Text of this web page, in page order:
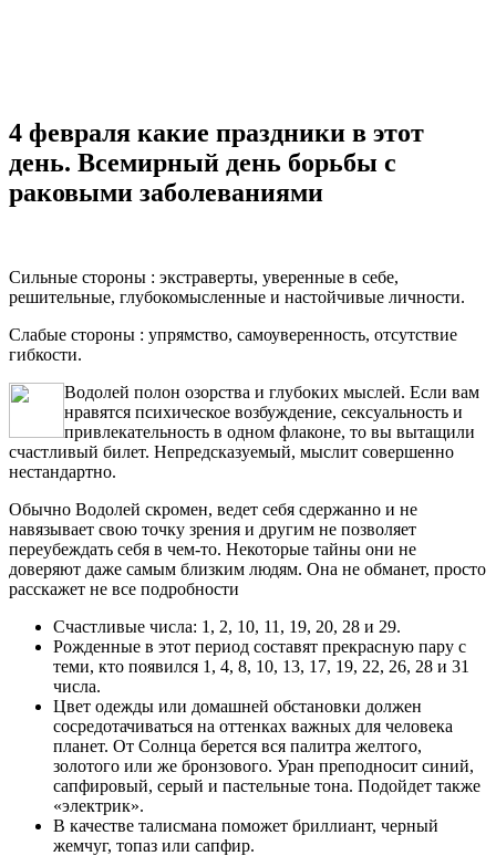
4 февраля какие праздники в этот
день. Всемирный день борьбы с
раковыми заболеваниями
Сильные стороны : экстраверты, уверенные в себе,
решительные, глубокомысленные и настойчивые личности.
Слабые стороны : упрямство, самоуверенность, отсутствие
гибкости.
Водолей полон озорства и глубоких мыслей. Если вам
нравятся психическое возбуждение, сексуальность и
привлекательность в одном флаконе, то вы вытащили
счастливый билет. Непредсказуемый, мыслит совершенно
нестандартно.
Обычно Водолей скромен, ведет себя сдержанно и не
навязывает свою точку зрения и другим не позволяет
переубеждать себя в чем-то. Некоторые тайны они не
доверяют даже самым близким людям. Она не обманет, просто
расскажет не все подробности
Счастливые числа: 1, 2, 10, 11, 19, 20, 28 и 29.
Рожденные в этот период составят прекрасную пару с
теми, кто появился 1, 4, 8, 10, 13, 17, 19, 22, 26, 28 и 31
числа.
Цвет одежды или домашней обстановки должен
сосредотачиваться на оттенках важных для человека
планет. От Солнца берется вся палитра желтого,
золотого или же бронзового. Уран преподносит синий,
сапфировый, серый и пастельные тона. Подойдет также
«электрик».
В качестве талисмана поможет бриллиант, черный
жемчуг, топаз или сапфир.